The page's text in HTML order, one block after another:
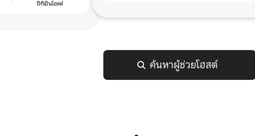
ปีที่เป็นโฮสต์
ค้นหาผู้ช่วยโฮสต์